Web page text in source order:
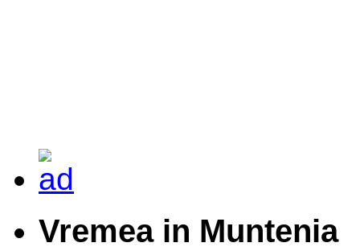
Vremea in Muntenia